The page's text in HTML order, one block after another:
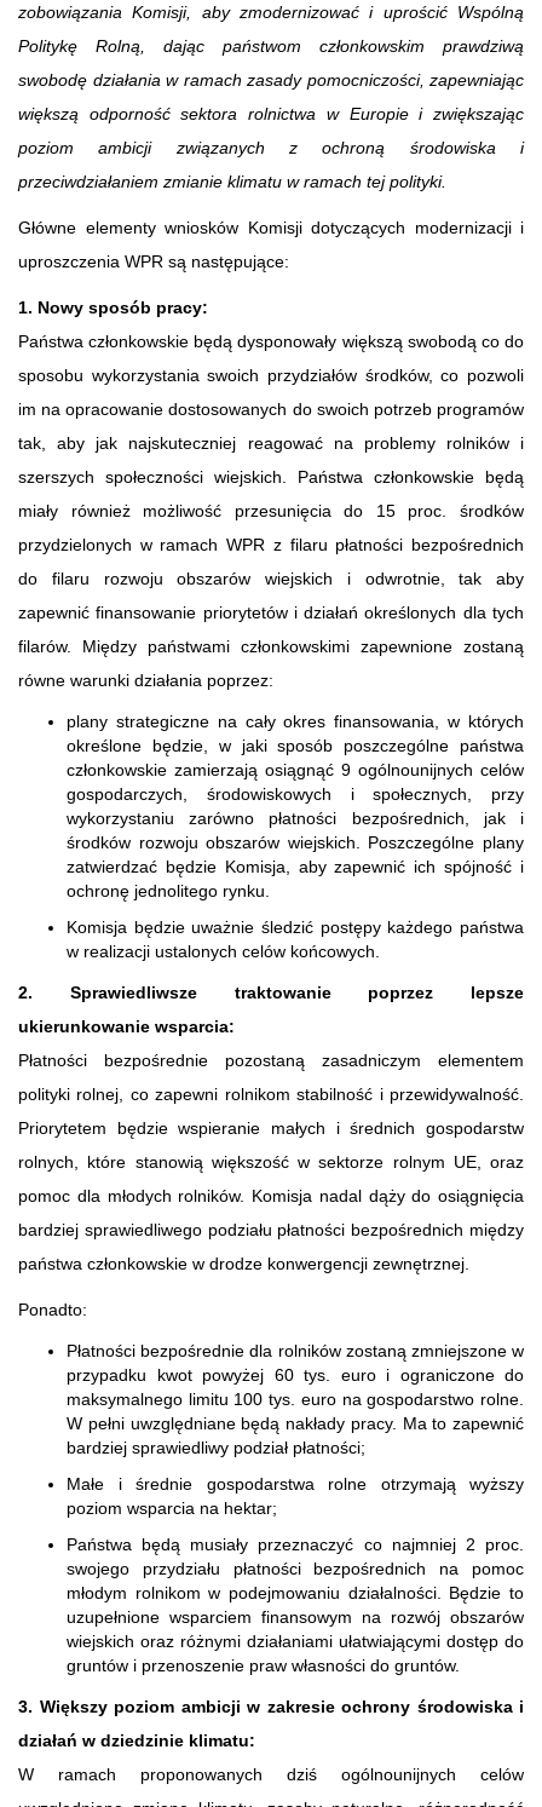
zobowiązania Komisji, aby zmodernizować i uprościć Wspólną
Politykę Rolną, dając państwom członkowskim prawdziwą
swobodę działania w ramach zasady pomocniczości, zapewniając
większą odporność sektora rolnictwa w Europie i zwiększając
poziom ambicji związanych z ochroną środowiska i
przeciwdziałaniem zmianie klimatu w ramach tej polityki.
Główne elementy wniosków Komisji dotyczących modernizacji i
uproszczenia WPR są następujące:
1. Nowy sposób pracy:
Państwa członkowskie będą dysponowały większą swobodą co do
sposobu wykorzystania swoich przydziałów środków, co pozwoli
im na opracowanie dostosowanych do swoich potrzeb programów
tak, aby jak najskuteczniej reagować na problemy rolników i
szerszych społeczności wiejskich. Państwa członkowskie będą
miały również możliwość przesunięcia do 15 proc. środków
przydzielonych w ramach WPR z filaru płatności bezpośrednich
do filaru rozwoju obszarów wiejskich i odwrotnie, tak aby
zapewnić finansowanie priorytetów i działań określonych dla tych
filarów. Między państwami członkowskimi zapewnione zostaną
równe warunki działania poprzez:
plany strategiczne na cały okres finansowania, w których
określone będzie, w jaki sposób poszczególne państwa
członkowskie zamierzają osiągnąć 9 ogólnounijnych celów
gospodarczych, środowiskowych i społecznych, przy
wykorzystaniu zarówno płatności bezpośrednich, jak i
środków rozwoju obszarów wiejskich. Poszczególne plany
zatwierdzać będzie Komisja, aby zapewnić ich spójność i
ochronę jednolitego rynku.
Komisja będzie uważnie śledzić postępy każdego państwa
w realizacji ustalonych celów końcowych.
2. Sprawiedliwsze traktowanie poprzez lepsze
ukierunkowanie wsparcia:
Płatności bezpośrednie pozostaną zasadniczym elementem
polityki rolnej, co zapewni rolnikom stabilność i przewidywalność.
Priorytetem będzie wspieranie małych i średnich gospodarstw
rolnych, które stanowią większość w sektorze rolnym UE, oraz
pomoc dla młodych rolników. Komisja nadal dąży do osiągnięcia
bardziej sprawiedliwego podziału płatności bezpośrednich między
państwa członkowskie w drodze konwergencji zewnętrznej.
Ponadto:
Płatności bezpośrednie dla rolników zostaną zmniejszone w
przypadku kwot powyżej 60 tys. euro i ograniczone do
maksymalnego limitu 100 tys. euro na gospodarstwo rolne.
W pełni uwzględniane będą nakłady pracy. Ma to zapewnić
bardziej sprawiedliwy podział płatności;
Małe i średnie gospodarstwa rolne otrzymają wyższy
poziom wsparcia na hektar;
Państwa będą musiały przeznaczyć co najmniej 2 proc.
swojego przydziału płatności bezpośrednich na pomoc
młodym rolnikom w podejmowaniu działalności. Będzie to
uzupełnione wsparciem finansowym na rozwój obszarów
wiejskich oraz różnymi działaniami ułatwiającymi dostęp do
gruntów i przenoszenie praw własności do gruntów.
3. Większy poziom ambicji w zakresie ochrony środowiska i
działań w dziedzinie klimatu:
W ramach proponowanych dziś ogólnounijnych celów